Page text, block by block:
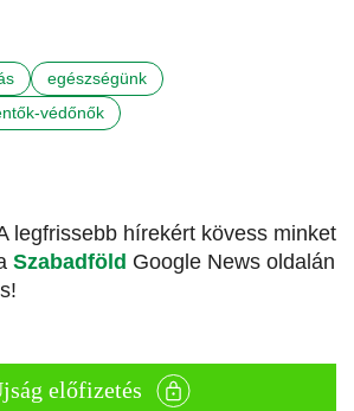
egészségünk
védőnők
legfrissebb hírekért kövess minket
Szabadföld Google News oldalán
előfizetés